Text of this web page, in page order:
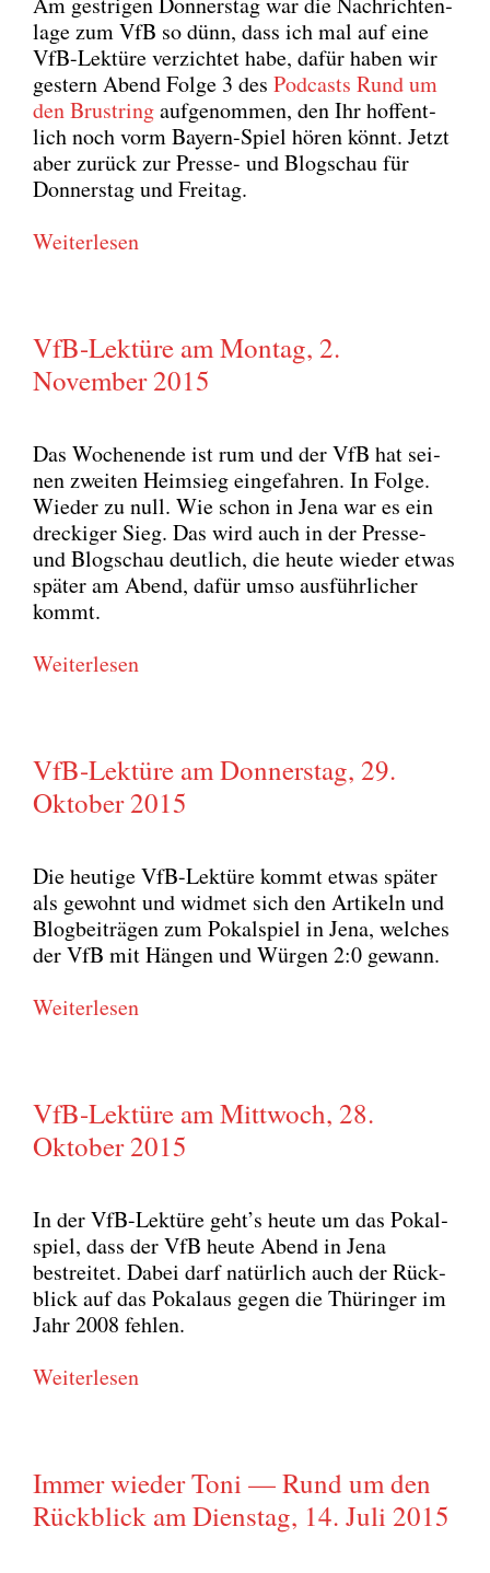
la­ge zum VfB so dünn, dass ich mal auf eine
VfB-Lek­tü­re ver­zich­tet habe, dafür haben wir
ges­tern Abend Fol­ge 3 des Pod­casts Rund um
den Brust­ringauf­ge­nom­men, den Ihr hof­fent­
lich noch vorm Bay­ern-Spiel hören könnt. Jetzt
aber zurück zur Pres­se- und Blog­schau für
Don­ners­tag und Frei­tag.
Wei­ter­le­sen
VfB-Lektüre am Montag, 2.
November 2015
Das Wochen­en­de ist rum und der VfB hat sei­
nen zwei­ten Heim­sieg ein­ge­fah­ren. In Fol­ge.
Wie­der zu null. Wie schon in Jena war es ein
dre­cki­ger Sieg. Das wird auch in der Pres­se-
und Blog­schau deut­lich, die heu­te wie­der etwas
spä­ter am Abend, dafür umso aus­führ­li­cher
kommt.
Wei­ter­le­sen
VfB-Lektüre am Donnerstag, 29.
Oktober 2015
Die heu­ti­ge VfB-Lek­tü­re kommt etwas spä­ter
als gewohnt und wid­met sich den Arti­keln und
Blog­bei­trä­gen zum Pokal­spiel in Jena, wel­ches
der VfB mit Hän­gen und Wür­gen 2:0 gewann.
Wei­ter­le­sen
VfB-Lektüre am Mittwoch, 28.
Oktober 2015
In der VfB-Lek­tü­re geht’s heu­te um das Pokal­
spiel, dass der VfB heu­te Abend in Jena
bestrei­tet. Dabei darf natür­lich auch der Rück­
blick auf das Pokalaus gegen die Thü­rin­ger im
Jahr 2008 feh­len.
Wei­ter­le­sen
Immer wieder Toni — Rund um den
Rückblick am Dienstag, 14. Juli 2015